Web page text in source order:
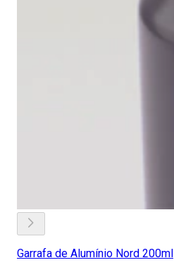
Garrafa de Alumínio Nord 200ml